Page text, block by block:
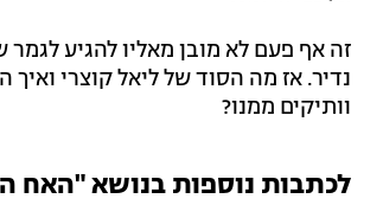
זה אף פעם לא מובן מאליו להגיע
נדיר. אז מה הסוד של ליאל קוצרי
וותיקים ממנו?
לכתבות נוספות בנושא "האח